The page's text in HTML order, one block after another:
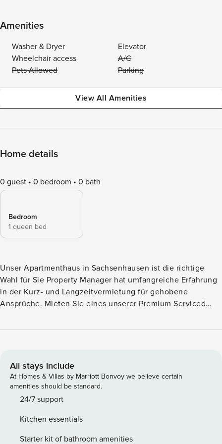
Amenities
Washer & Dryer
Elevator
Wheelchair access
A/C
Pets Allowed
Parking
View All Amenities
Home details
0 guest 0 bedroom 0 bath
Bedroom
1 queen bed
Unser Apartmenthaus in Sachsenhausen ist die richtige
Wahl für Sie Property Manager hat umfangreiche Erfahrung
in der Kurz- und Langzeitvermietung für gehobene
Ansprüche. Mieten Sie eines unserer Premium Serviced
Zuhause schon ab einer Buchungsdauer von 28 Tagen.
möglich. Wir sind bekannt für unser zentral gelegenes und
voll ausgestattetes Apartmenthaus in Frankfurt
Sachsenhausen. Buchen Sie einfach und flexibel. Genießen
Sie Frankfurt, die Finanzmetropole am Main, wie ein
All stays include
At Homes & Villas by Marriott Bonvoy we believe certain
amenities should be standard.
24/7 support
Kitchen essentials
Starter kit of bathroom amenities